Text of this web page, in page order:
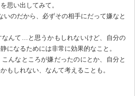
思い出してみて。
いのだから、必ずその相手にだって嫌なと
んて…と思うかもしれないけど、自分の
になるためには非常に効果的なこと。
んなところが嫌だったのにとか、自分と
もしれない、なんて考えることも。